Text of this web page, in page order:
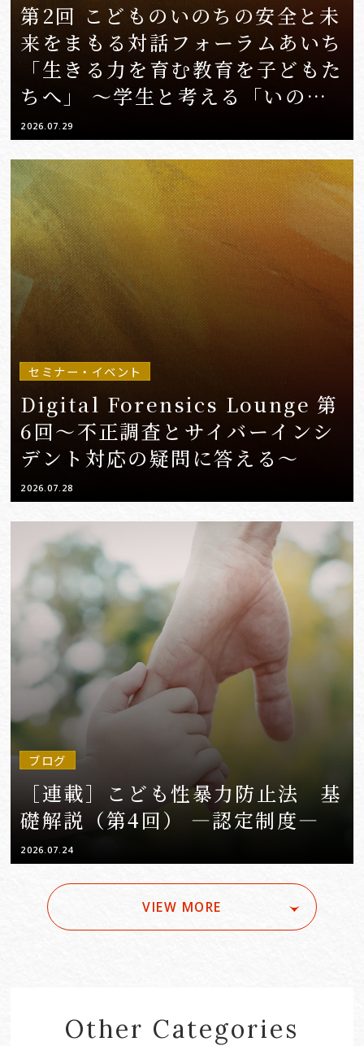
第2回 こどものいのちの安全と未
来をまもる対話フォーラムあいち
「生きる力を育む教育を子どもた
ちへ」 〜学生と考える「いのち
の安全教育」と「キャリア教
育」〜
2026.07.29
セミナー・イベント
Digital Forensics Lounge 第
6回～不正調査とサイバーインシ
デント対応の疑問に答える～
2026.07.28
ブログ
［連載］こども性暴力防止法 基
礎解説（第4回） ―認定制度―
2026.07.24
VIEW MORE
Other Categories